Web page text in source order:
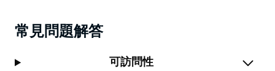
常見問題解答
可訪問性